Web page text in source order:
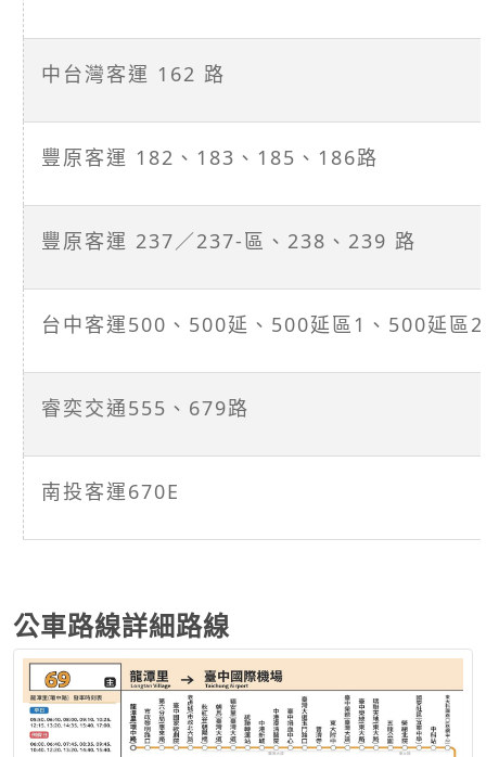
中台灣客運 162 路
豐原客運 182、183、185、186路
豐原客運 237／237-區、238、239 路
台中客運500、500延、500延區1、500延區
睿奕交通555、679路
南投客運670E
公車路線詳細路線